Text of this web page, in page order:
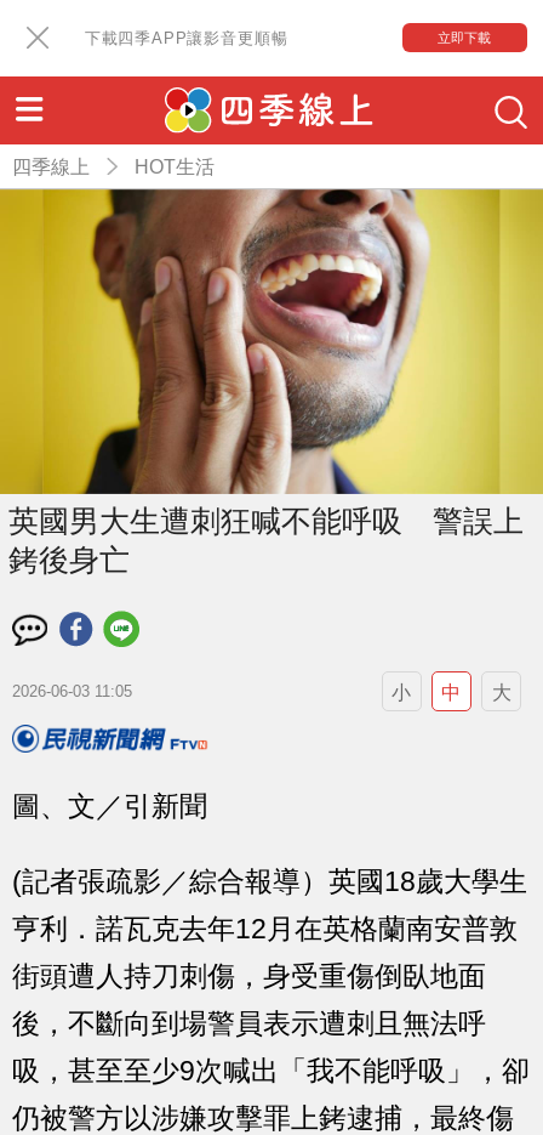
下載四季APP讓影音更順暢 立即下載
四季線上 HOT生活
英國男大生遭刺狂喊不能呼吸 警誤上
銬後身亡
2026-06-03 11:05 小 中 大
圖、文／引新聞
(記者張疏影／綜合報導）英國18歲大學生
亨利．諾瓦克去年12月在英格蘭南安普敦
街頭遭人持刀刺傷，身受重傷倒臥地面
後，不斷向到場警員表示遭刺且無法呼
吸，甚至至少9次喊出「我不能呼吸」，卻
仍被警方以涉嫌攻擊罪上銬逮捕，最終傷